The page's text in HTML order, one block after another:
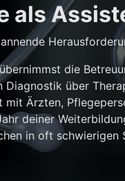
als
die
Diagnostik über
mit Ärzten,
deiner
in oft schwierigen